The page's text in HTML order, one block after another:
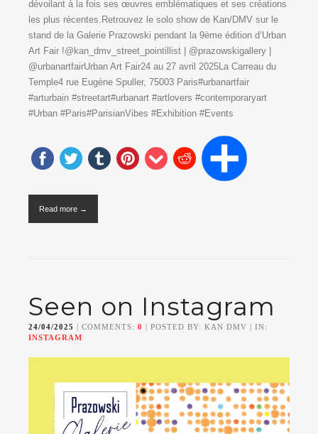
dévoilant à la fois ses œuvres emblématiques et ses créations
les plus récentes.Retrouvez le solo show de Kan/DMV sur le
stand de la Galerie Prazowski pendant la 9ème édition d’Urban
Art Fair !@kan_dmv_street_pointillist | @prazowskigallery |
@urbanartfairUrban Art Fair24 au 27 avril 2025La Carreau du
Temple4 rue Eugène Spuller, 75003 Paris#urbanartfair
#arturbain #streetart#urbanart #artlovers #contemporaryart
#Urban #Paris#ParisianVibes #Exhibition #Events
Read more →
Seen on Instagram
24/04/2025 | COMMENTS: 0
| POSTED BY: KAN DMV | IN:
INSTAGRAM